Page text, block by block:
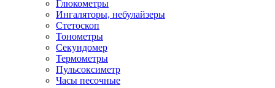
Глюкометры
Ингаляторы, небулайзеры
Стетоскоп
Тонометры
Секундомер
Термометры
Пульсоксиметр
Часы песочные